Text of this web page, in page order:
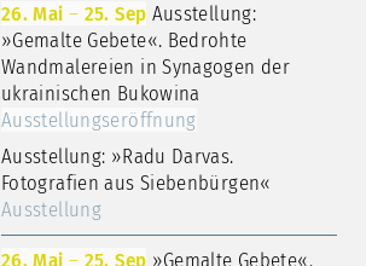
26. Mai – 25. Sep Ausstellung:
»Gemalte Gebete«. Bedrohte
Wandmalereien in Synagogen der
ukrainischen Bukowina
Ausstellungseröffnung
Ausstellung: »Radu Darvas.
Fotografien aus Siebenbürgen«
Ausstellung
26. Mai – 25. Sep »Gemalte Gebete«.